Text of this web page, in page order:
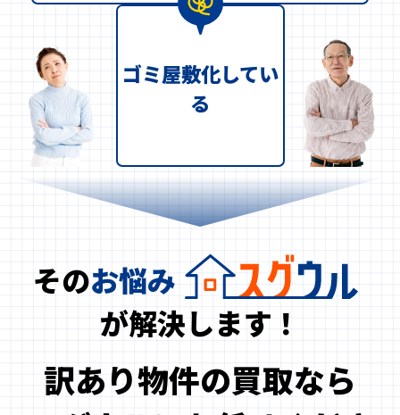
ゴミ屋敷化してい
る
そのお悩み
が解決します！
訳あり物件の買取なら